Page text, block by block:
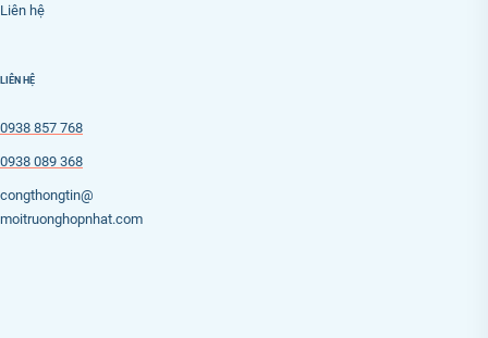
Liên hệ
LIÊN HỆ
0938 857 768
0938 089 368
congthongtin@
moitruonghopnhat.com